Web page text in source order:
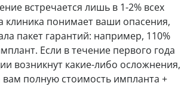
встречается лишь в 1-2% всех
клиника понимает ваши опасения,
пакет гарантий: например, 110%
Если в течение первого года
возникнут какие-либо осложнения,
полную стоимость импланта +